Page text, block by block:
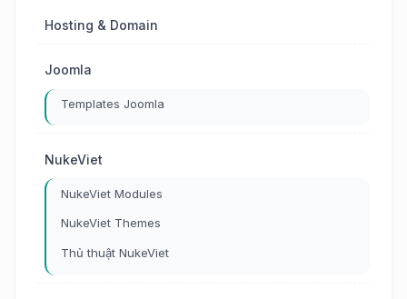
Hosting & Domain
Joomla
Templates Joomla
NukeViet
NukeViet Modules
NukeViet Themes
Thủ thuật NukeViet